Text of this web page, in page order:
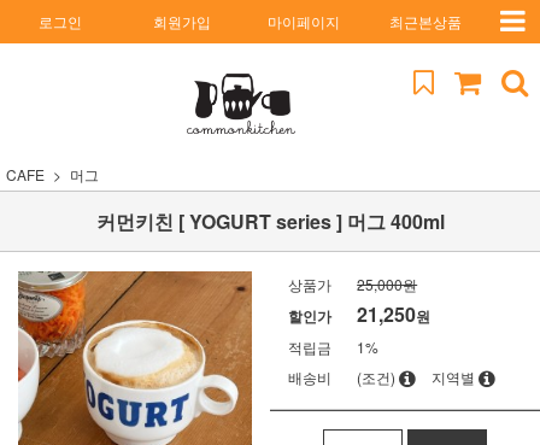
로그인 회원가입 마이페이지 최근본상품
CAFE 머그
커먼키친 [ YOGURT series ] 머그 400ml
상품가 25,000원
할인가 21,250원
적립금
1%
배송비
(조건) 지역별